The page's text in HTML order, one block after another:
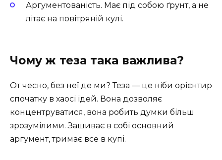
Аргументованість. Має під собою ґрунт, а не
літає на повітряній кулі.
Чому ж теза така важлива?
От чесно, без неї де ми? Теза — це ніби орієнтир
спочатку в хаосі ідей. Вона дозволяє
концентруватися, вона робить думки більш
зрозумілими. Зашиває в собі основний
аргумент, тримає все в купі.